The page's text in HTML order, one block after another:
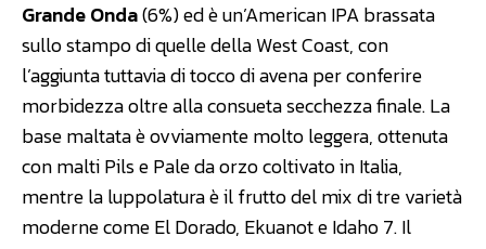
Grande Onda(6%) ed è un’American IPA brassata
sullo stampo di quelle della West Coast, con
l’aggiunta tuttavia di tocco di avena per conferire
morbidezza oltre alla consueta secchezza finale. La
base maltata è ovviamente molto leggera, ottenuta
con malti Pils e Pale da orzo coltivato in Italia,
mentre la luppolatura è il frutto del mix di tre varietà
moderne come El Dorado, Ekuanot e Idaho 7. Il